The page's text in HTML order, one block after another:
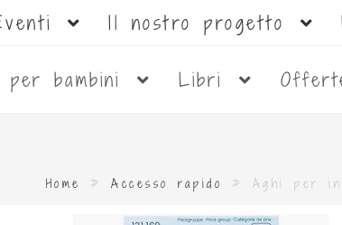
Il nostro progetto
per bambini Libri
Home » Accesso rapido » Aghi per